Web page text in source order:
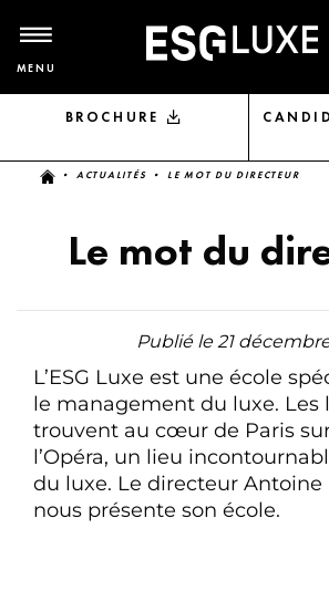
Le mot du
Publié le 21
L’ESG Luxe est une école
le management du luxe. Les
trouvent au cœur de Paris sur
l’Opéra, un lieu
du luxe. Le directeur Antoine
nous présente son école.
MENU
BROCHURE
Vous êtes ici
• ACTUALITÉS • LE MOT DU DIRECTEUR